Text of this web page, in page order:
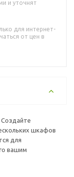
и уточнят
для интернет-
от цен в
шкафов
для
вашим